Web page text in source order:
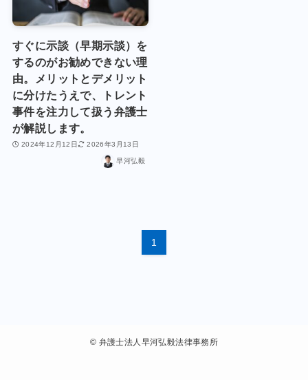
すぐに示談（早期示談）を
するのがお勧めできない理
由。メリットとデメリット
に分けたうえで、トレント
事件を注力して扱う弁護士
が解説します。
2024年12月12日 2026年3月13日
早河弘毅
1
© 弁護士法人早河弘毅法律事務所